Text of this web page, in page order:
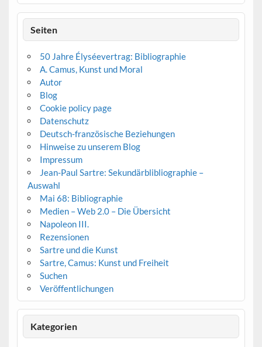
Seiten
50 Jahre Élyséevertrag: Bibliographie
A. Camus, Kunst und Moral
Autor
Blog
Cookie policy page
Datenschutz
Deutsch-französische Beziehungen
Hinweise zu unserem Blog
Impressum
Jean-Paul Sartre: Sekundärblibliographie –
Auswahl
Mai 68: Bibliographie
Medien – Web 2.0 – Die Übersicht
Napoleon III.
Rezensionen
Sartre und die Kunst
Sartre, Camus: Kunst und Freiheit
Suchen
Veröffentlichungen
Kategorien